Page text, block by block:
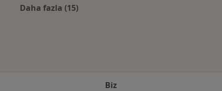
Daha fazla (15)
Biz